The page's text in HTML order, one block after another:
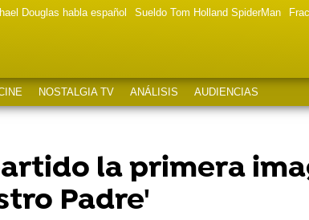
Douglas habla español Sueldo Tom Holland SpiderMan
NOSTALGIA TV ANÁLISIS AUDIENCIAS
la primera
Padre'